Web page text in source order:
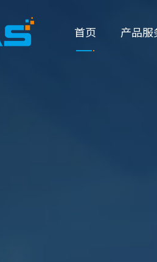
首页 产品服